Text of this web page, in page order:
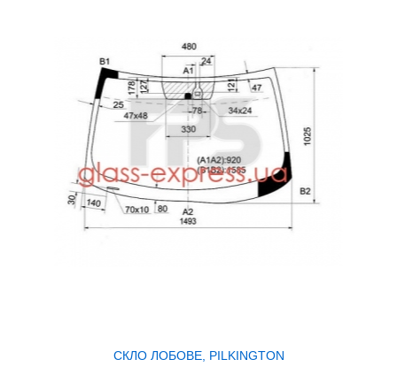
СКЛО ЛОБОВЕ, PILKINGTON